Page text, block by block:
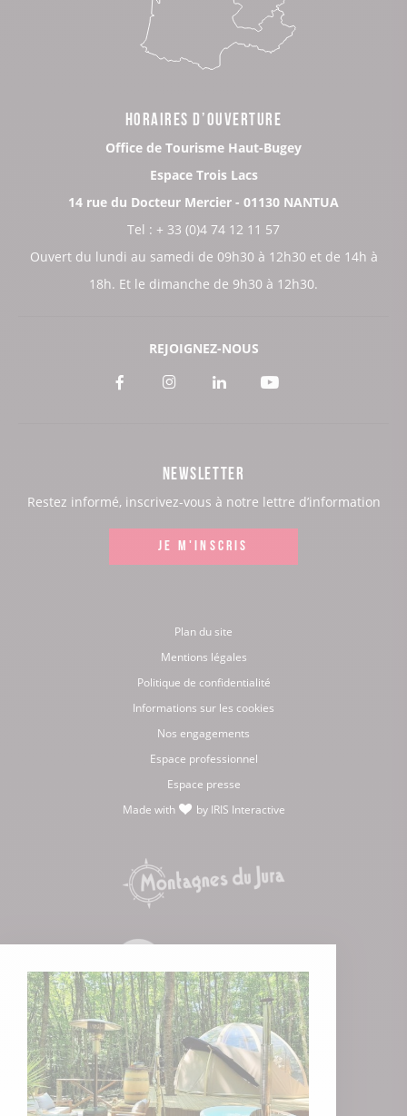
HORAIRES D’OUVERTURE
Office de Tourisme Haut-Bugey
Espace Trois Lacs
14 rue du Docteur Mercier - 01130 NANTUA
Tel : + 33 (0)4 74 12 11 57
Ouvert du lundi au samedi de 09h30 à 12h30 et de 14h à
18h. Et le dimanche de 9h30 à 12h30.
REJOIGNEZ-NOUS
Voir
Facebook
Voir
Instagram
Voir
LinkedIn
Voir
Youtube
NEWSLETTER
Restez informé, inscrivez-vous à notre lettre d’information
JE M'INSCRIS
Plan du site
Mentions légales
Politique de confidentialité
Informations sur les cookies
Nos engagements
Espace professionnel
Espace presse
Made with
by IRIS Interactive